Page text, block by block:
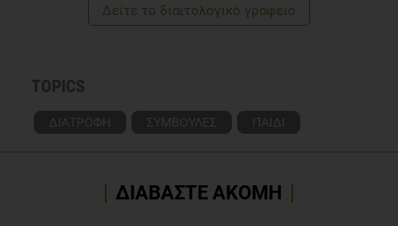
Δείτε το διαιτολογικό γραφείο
TOPICS
ΔΙΑΤΡΟΦΗ ΣΥΜΒΟΥΛΕΣ ΠΑΙΔΙ
ΔΙΑΒΑΣΤΕ ΑΚΟΜΗ